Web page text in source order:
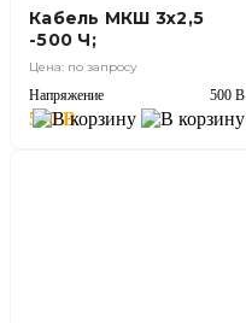
500 В
Кабель МКШ 3х2,5
-500 Ч;
Цена: по запросу
Напряжение 500 В